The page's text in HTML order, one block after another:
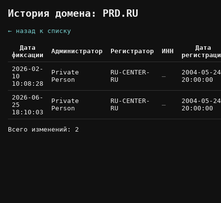
История домена: PRD.RU
← назад к списку
Дата
фиксации
Администратор Регистратор ИНН
Дата
2026-02-
10
10:08:28
Private
Person
RU-CENTER-
RU
—
2004-05-24
20:00:00
2026-06-
25
18:10:03
Private
Person
RU-CENTER-
RU
—
2004-05-24
20:00:00
Всего изменений: 2